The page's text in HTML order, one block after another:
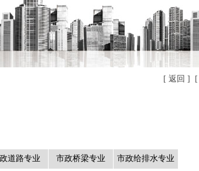
[ 返回 ] [
道路专业 市政桥梁专业 市政给排水专业